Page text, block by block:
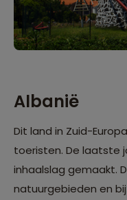
Albanië
Dit land in Zuid-
toeristen. De laatste
inhaalslag gemaakt.
natuurgebieden en